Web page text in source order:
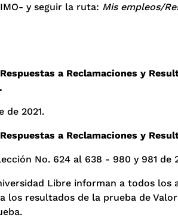
y seguir la ruta: Mis empleos/
a Reclamaciones y
de 2021.
a Reclamaciones y
No. 624 al 638 - 980 y 981 de
Libre informan a todos
los resultados de la prueba de